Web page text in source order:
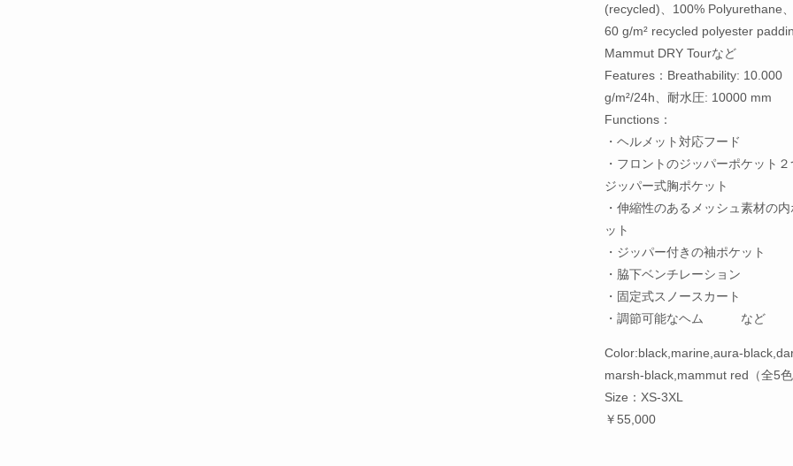
(recycled)、100% Polyurethane
60 g/m² recycled polyester
Mammut DRY Tourなど
Features：Breathability: 10.000
g/m²/24h、耐水圧: 10000 mm
Functions：
・ヘルメット対応フード
・フロントのジッパーポケット２
ジッパー式胸ポケット
・伸縮性のあるメッシュ素材の内
ット
・ジッパー付きの袖ポケット
・脇下ベンチレーション
・固定式スノースカート
・調節可能なヘム など
Color:black,marine,aura-
marsh-black,mammut red（全5色
Size：XS-3XL
￥55,000